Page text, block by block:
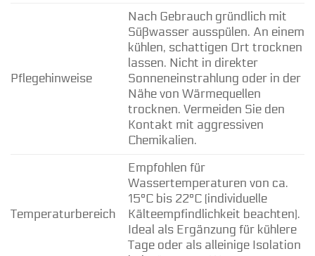
Pflegehinweise
Nach Gebrauch gründlich mit
Süßwasser ausspülen. An einem
kühlen, schattigen Ort trocknen
lassen. Nicht in direkter
Sonneneinstrahlung oder in der
Nähe von Wärmequellen
trocknen. Vermeiden Sie den
Kontakt mit aggressiven
Chemikalien.
Temperaturbereich
Empfohlen für
Wassertemperaturen von ca.
15°C bis 22°C (individuelle
Kälteempfindlichkeit beachten).
Ideal als Ergänzung für kühlere
Tage oder als alleinige Isolation